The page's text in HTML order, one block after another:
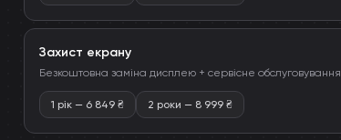
Захист екрану
Безкоштовна заміна дисплею + сервісне обслуговування
1 рік — 6 849 ₴ 2 роки — 8 999 ₴